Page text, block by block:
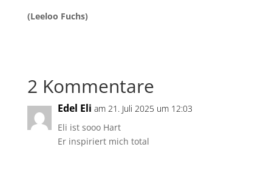
(Leeloo Fuchs)
2 Kommentare
Edel Eli am 21. Juli 2025 um 12:03
Eli ist sooo Hart
Er inspiriert mich total